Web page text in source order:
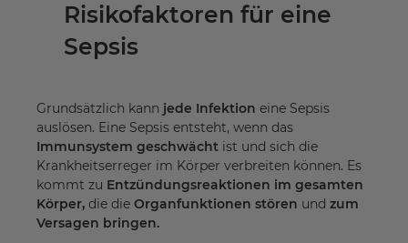
Risikofaktoren für eine
Sepsis
Grundsätzlich kann jede Infektion eine Sepsis
auslösen. Eine Sepsis entsteht, wenn das
Immunsystem geschwächt ist und sich die
Krankheitserreger im Körper verbreiten können. Es
kommt zu Entzündungsreaktionen im gesamten
Körper, die die Organfunktionen stören und zum
Versagen bringen.